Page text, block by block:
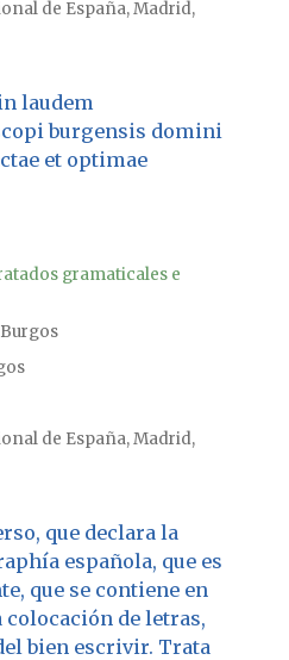
de España, Madrid,
laudem
burgensis domini
et optimae
gramaticales e
de España, Madrid,
que declara la
española, que es
que se contiene en
colocación de letras,
bien escrivir. Trata